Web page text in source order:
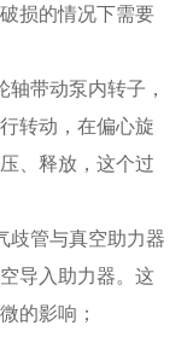
损的情况下需要
带动泵内转子，
转动，在偏心旋
、释放，这个过
歧管与真空助力器
导入助力器。这
的影响；